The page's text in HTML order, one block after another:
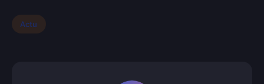
Actu